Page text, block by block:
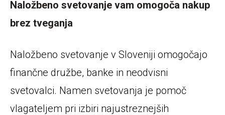
Naložbeno svetovanje vam omogoča nakup
brez tveganja
Naložbeno svetovanje v Sloveniji omogočajo
finančne družbe, banke in neodvisni
svetovalci. Namen svetovanja je pomoč
vlagateljem pri izbiri najustreznejših